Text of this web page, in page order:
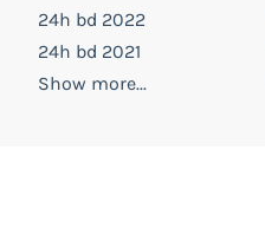
24h bd 2022
24h bd 2021
Show more...